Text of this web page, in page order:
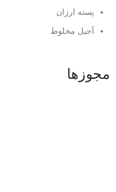
پسته ارزان
آجیل مخلوط
مجوزها